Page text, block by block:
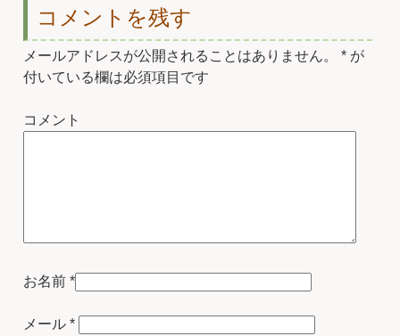
コメントを残す
メールアドレスが公開されることはありません。 * が
付いている欄は必須項目です
コメント
お名前 *
メール*